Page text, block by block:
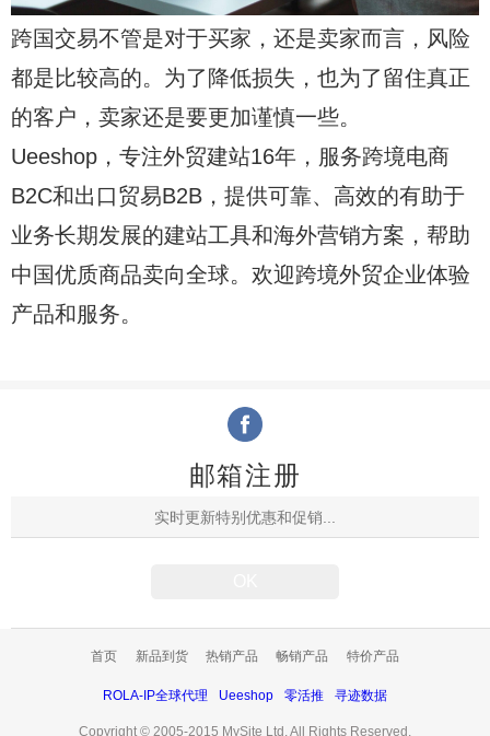
跨国交易不管是对于买家，还是卖家而言，风险
都是比较高的。为了降低损失，也为了留住真正
的客户，卖家还是要更加谨慎一些。
Ueeshop，专注外贸建站16年，服务跨境电商
B2C和出口贸易B2B，提供可靠、高效的有助于
业务长期发展的建站工具和海外营销方案，帮助
中国优质商品卖向全球。欢迎跨境外贸企业体验
产品和服务。
邮箱注册
首页 新品到货 热销产品 畅销产品 特价产品
ROLA-IP全球代理 Ueeshop 零活推 寻迹数据
Copyright © 2005-2015 MySite Ltd. All Rights Reserved.